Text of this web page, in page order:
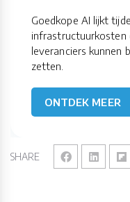
SHARE
Goedkope AI lijkt
infrastructuurkosten
leveranciers kunnen
zetten.
ONTDEK MEER